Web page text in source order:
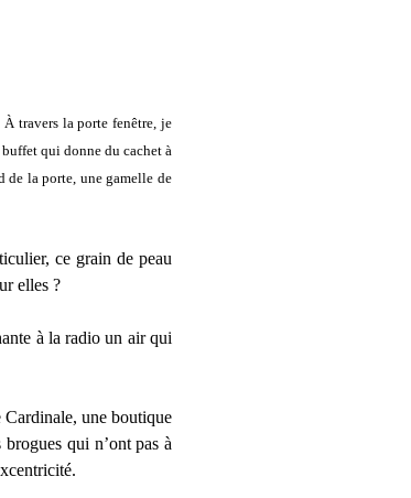
travers la porte fenêtre, je
buffet qui donne du cachet à
de la porte, une gamelle de
ce grain de peau
elles ?
à la radio un air qui
Cardinale, une boutique
qui n’ont pas à